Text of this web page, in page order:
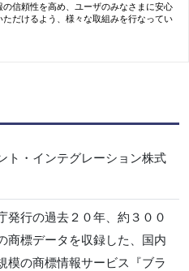
の信頼性を高め、ユーザのみなさまに安心
ただけるよう、様々な取組みを行なってい
ト・インテグレーション株式
発行の過去２０年、約３００
商標データを収録した、国内
模の商標情報サービス『ブラ